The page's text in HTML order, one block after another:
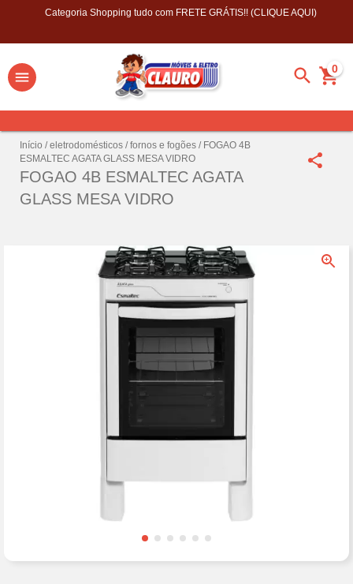
Categoria Shopping tudo com FRETE GRÁTIS!! (CLIQUE AQUI)
0
Início / eletrodomésticos / fornos e fogões / FOGAO 4B
ESMALTEC AGATA GLASS MESA VIDRO
FOGAO 4B ESMALTEC AGATA
GLASS MESA VIDRO